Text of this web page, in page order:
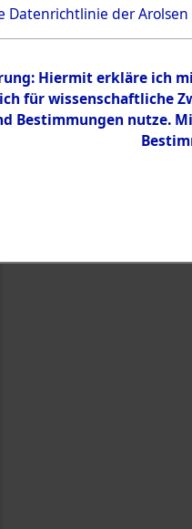
Einen Kommentar
Datenrichtlinie der Arolsen
Hiermit erkläre ich
für wissenschaftliche
Bestimmungen nutze.